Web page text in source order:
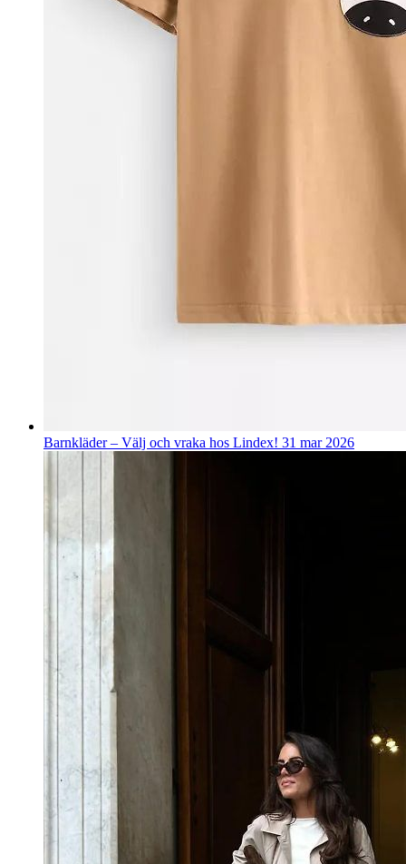
Barnkläder – Välj och vraka hos Lindex! 31 mar 2026